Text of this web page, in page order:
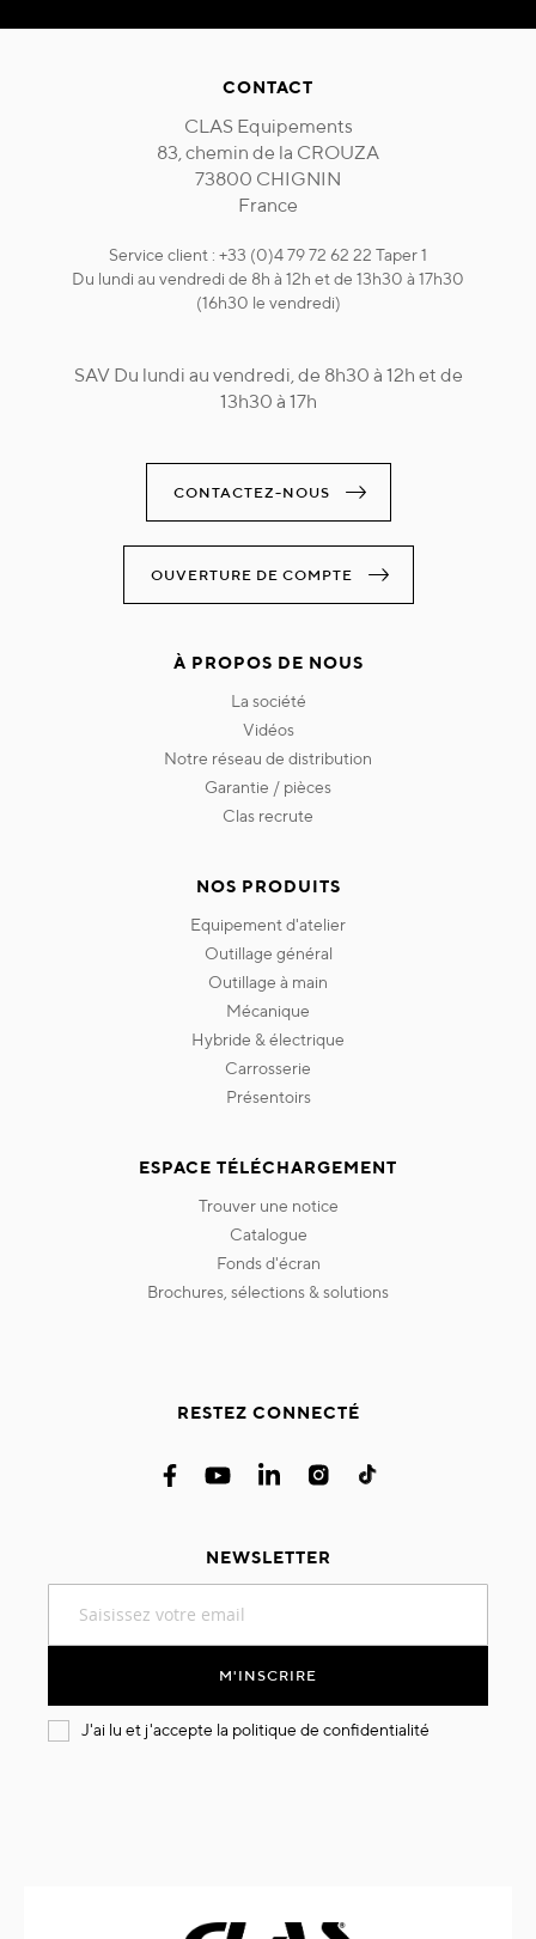
CONTACT
CLAS Equipements
83, chemin de la CROUZA
73800 CHIGNIN
France
Service client : +33 (0)4 79 72 62 22 Taper 1
Du lundi au vendredi de 8h à 12h et de 13h30 à 17h30
(16h30 le vendredi)
SAV Du lundi au vendredi, de 8h30 à 12h et de
13h30 à 17h
CONTACTEZ-NOUS
OUVERTURE DE COMPTE
À PROPOS DE NOUS
la société
vidéos
notre réseau de distribution
garantie / pièces
clas recrute
NOS PRODUITS
equipement d'atelier
outillage général
outillage à main
mécanique
hybride & électrique
carrosserie
présentoirs
ESPACE TÉLÉCHARGEMENT
trouver une notice
catalogue
fonds d'écran
brochures, sélections & solutions
RESTEZ CONNECTÉ
NEWSLETTER
notre
M'INSCRIRE
J'ai lu et j'accepte la politique de confidentialité